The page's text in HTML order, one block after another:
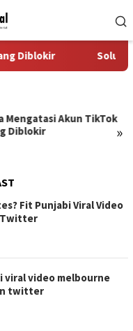
Diblokir Solusi
»
Mengatasi Akun TikTok
Diblokir
Fit Punjabi Viral Video
Twitter
viral video melbourne
twitter